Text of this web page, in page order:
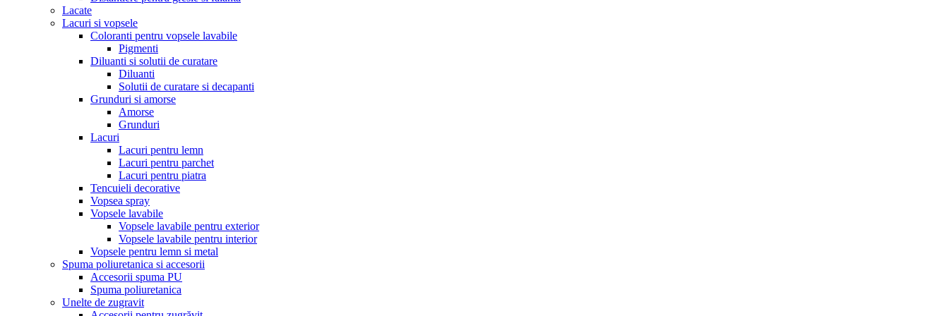
Lacate
Lacuri si vopsele
Coloranti pentru vopsele lavabile
Pigmenti
Diluanti si solutii de curatare
Diluanti
Solutii de curatare si decapanti
Grunduri si amorse
Amorse
Grunduri
Lacuri
Lacuri pentru lemn
Lacuri pentru parchet
Lacuri pentru piatra
Tencuieli decorative
Vopsea spray
Vopsele lavabile
Vopsele lavabile pentru exterior
Vopsele lavabile pentru interior
Vopsele pentru lemn si metal
Spuma poliuretanica si accesorii
Accesorii spuma PU
Spuma poliuretanica
Unelte de zugravit